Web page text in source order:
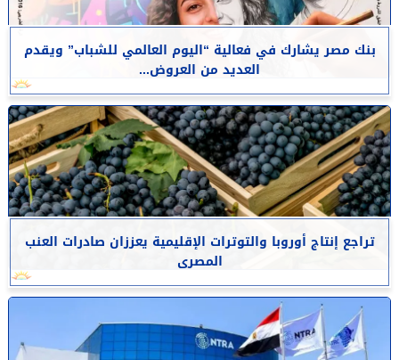
بنك مصر يشارك في فعالية “اليوم العالمي للشباب” ويقدم
العديد من العروض...
تراجع إنتاج أوروبا والتوترات الإقليمية يعززان صادرات العنب
المصرى